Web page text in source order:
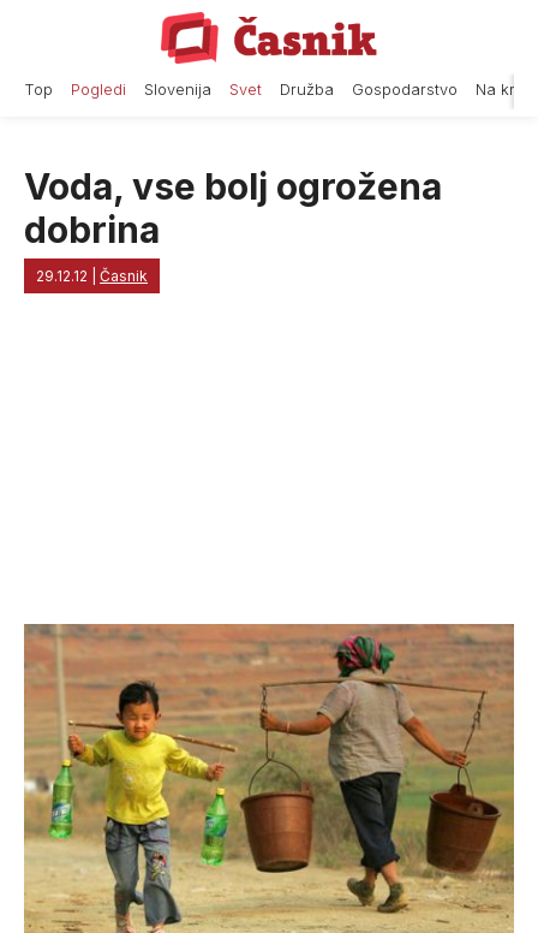
Top Pogledi Slovenija Svet Družba Gospodarstvo Na
Voda, vse bolj ogrožena
dobrina
29.12.12 Časnik